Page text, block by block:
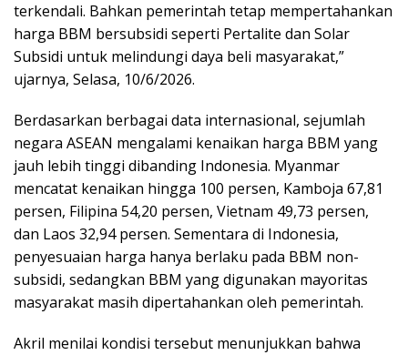
terkendali. Bahkan pemerintah tetap mempertahankan
harga BBM bersubsidi seperti Pertalite dan Solar
Subsidi untuk melindungi daya beli masyarakat,”
ujarnya, Selasa, 10/6/2026.
Berdasarkan berbagai data internasional, sejumlah
negara ASEAN mengalami kenaikan harga BBM yang
jauh lebih tinggi dibanding Indonesia. Myanmar
mencatat kenaikan hingga 100 persen, Kamboja 67,81
persen, Filipina 54,20 persen, Vietnam 49,73 persen,
dan Laos 32,94 persen. Sementara di Indonesia,
penyesuaian harga hanya berlaku pada BBM non-
subsidi, sedangkan BBM yang digunakan mayoritas
masyarakat masih dipertahankan oleh pemerintah.
Akril menilai kondisi tersebut menunjukkan bahwa